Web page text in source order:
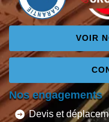
VOIR
Nos engagements
Devis et